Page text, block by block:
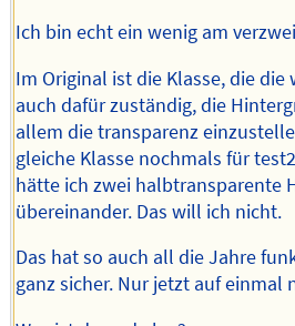
Ich bin echt ein wenig am
Im Original ist die Klasse, die die
auch dafür zuständig, die
allem die transparenz
gleiche Klasse nochmals für
hätte ich zwei halbtransparente
übereinander. Das will ich nicht.
Das hat so auch all die Jahre
ganz sicher. Nur jetzt auf einmal